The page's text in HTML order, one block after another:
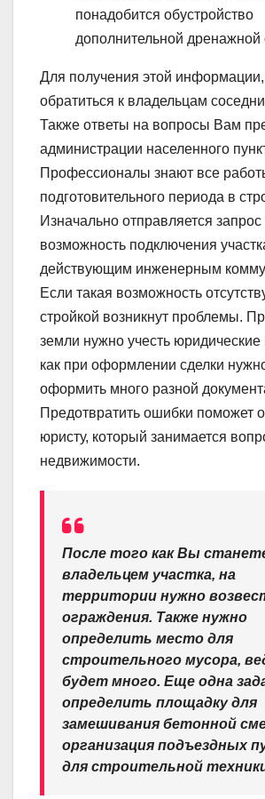
понадобится обустройство
дополнительной дренажной
Для получения этой
обратиться к владельцам
Также ответы на вопросы Вам
администрации населенного
Профессионалы знают все
подготовительного периода в
Изначально отправляется запрос
возможность подключения
действующим инженерным
Если такая возможность
стройкой возникнут проблемы.
земли нужно учесть
как при оформлении сделки
оформить много разной
Предотвратить ошибки поможет
юристу, который занимается
недвижимости.
После того как Вы
владельцем участка, на
территории нужно
ограждения. Также нужно
определить место для
строительного мусора,
будет много. Еще одна
определить площадку для
замешивания бетонной
организация подъездных
для строительной